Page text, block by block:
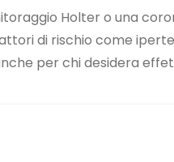
Holter o una
di rischio come
per chi desidera